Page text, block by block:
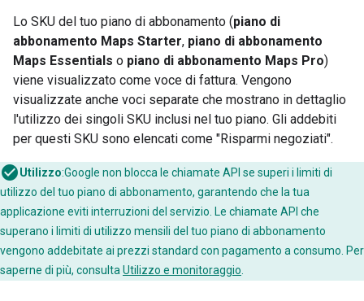
Lo SKU del tuo piano di abbonamento (piano di
abbonamento Maps Starter, piano di abbonamento
Maps Essentials o piano di abbonamento Maps Pro)
viene visualizzato come voce di fattura. Vengono
visualizzate anche voci separate che mostrano in dettaglio
l'utilizzo dei singoli SKU inclusi nel tuo piano. Gli addebiti
per questi SKU sono elencati come "Risparmi negoziati".
Utilizzo:Google non blocca le chiamate API se superi i limiti di
utilizzo del tuo piano di abbonamento, garantendo che la tua
applicazione eviti interruzioni del servizio. Le chiamate API che
superano i limiti di utilizzo mensili del tuo piano di abbonamento
vengono addebitate ai prezzi standard con pagamento a consumo. Per
saperne di più, consulta Utilizzo e monitoraggio